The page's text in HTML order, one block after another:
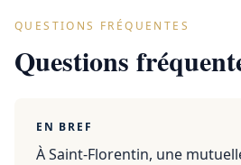
QUESTIONS FRÉQUENTES
Questions
EN BREF
À Saint-Florentin, une